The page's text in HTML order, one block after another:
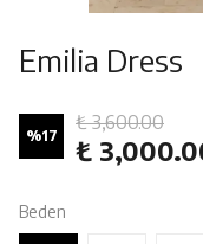
Emilia Dress
%17
₺ 3,600.00
₺
Beden